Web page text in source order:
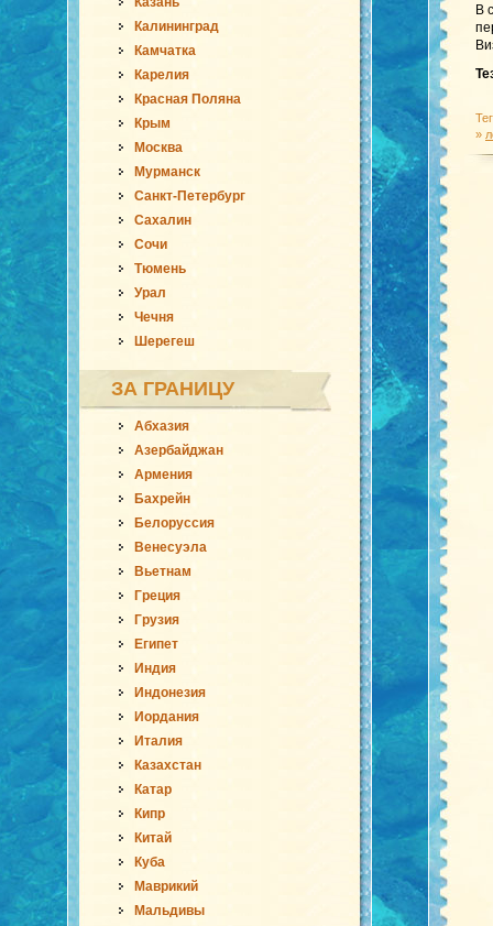
Калининград
Камчатка
Карелия
Красная Поляна
Крым
Москва
Мурманск
Санкт-Петербург
Сахалин
Сочи
Тюмень
Урал
Чечня
Шерегеш
ЗА ГРАНИЦУ
Абхазия
Азербайджан
Армения
Бахрейн
Белоруссия
Венесуэла
Вьетнам
Греция
Грузия
Египет
Индия
Индонезия
Иордания
Италия
Казахстан
Катар
Кипр
Китай
Куба
Маврикий
Мальдивы
В
»